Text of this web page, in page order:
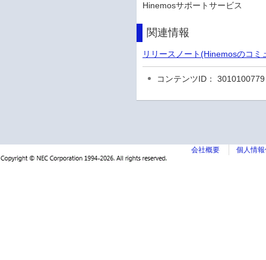
Hinemosサポートサービス
関連情報
リリースノート(Hinemosのコ
コンテンツID： 3010100779
会社概要 個人情